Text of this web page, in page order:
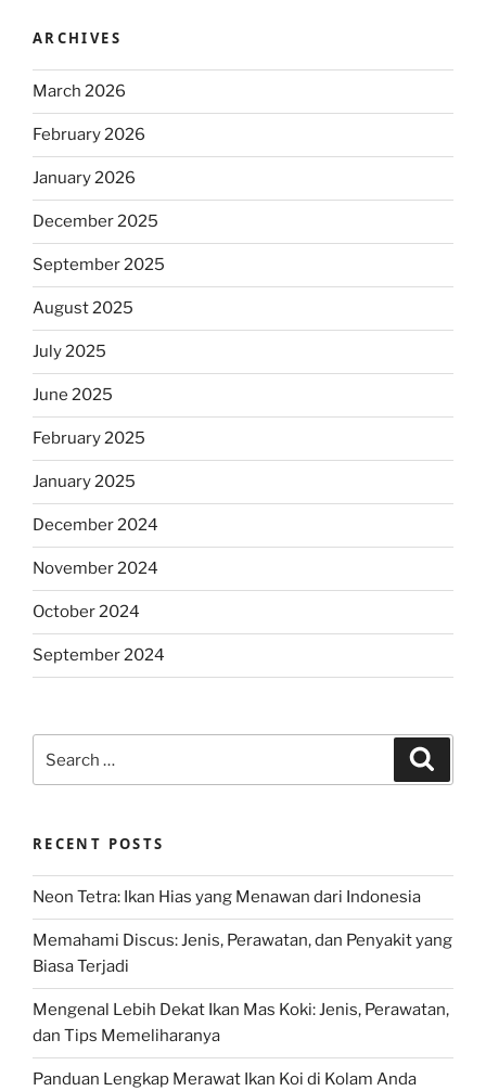
ARCHIVES
March 2026
February 2026
January 2026
December 2025
September 2025
August 2025
July 2025
June 2025
February 2025
January 2025
December 2024
November 2024
October 2024
September 2024
for:
RECENT POSTS
Neon Tetra: Ikan Hias yang Menawan dari Indonesia
Memahami Discus: Jenis, Perawatan, dan Penyakit yang
Biasa Terjadi
Mengenal Lebih Dekat Ikan Mas Koki: Jenis, Perawatan,
dan Tips Memeliharanya
Panduan Lengkap Merawat Ikan Koi di Kolam Anda